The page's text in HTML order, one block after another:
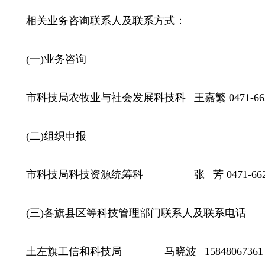
相关业务咨询联系人及联系方式：
(一)业务咨询
市科技局农牧业与社会发展科技科 王嘉繁 0471-
(二)组织申报
市科技局科技资源统筹科 张 芳 0471-
(三)各旗县区等科技管理部门联系人及联系电话
土左旗工信和科技局 马晓波 15848067361